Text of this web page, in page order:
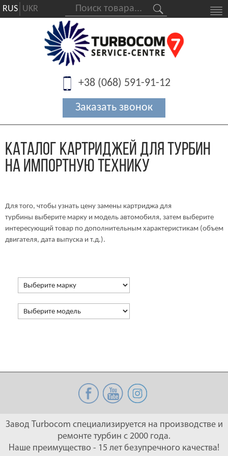
RUS UKR
+38 (068) 591-91-12
Каталог картриджей для турбин
на импортную технику
Для того, чтобы узнать цену замены картриджа для
турбины выберите марку и модель автомобиля, затем выберите
интересующий товар по дополнительным характеристикам (объем
двигателя, дата выпуска и т.д.).
Завод Turbocom специализируется на производстве и
ремонте турбин с 2000 года.
Наше преимущество - 15 лет безупречного качества!